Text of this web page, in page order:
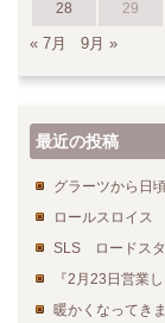
28 29
« 7月 9月 »
最近の投稿
グラーツから日
ロールスロイス
SLS ロードス
『2月23日営業
暖かくなってき